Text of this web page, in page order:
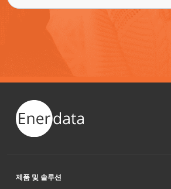
제품 및 솔루션